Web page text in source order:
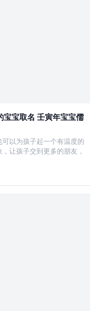
宝取名 壬寅年宝宝儒
以为孩子起一个有温度的
让孩子交到更多的朋友，